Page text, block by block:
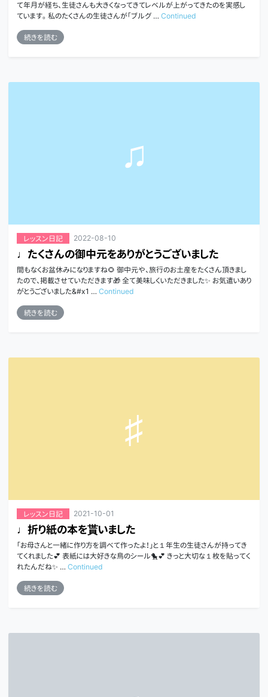
て年月が経ち、生徒さんも大きくなってきてレベルが上がってきたのを実感し
ています。 私のたくさんの生徒さんが「ブルグ … Continued
続きを読む
レッスン日記 2022-08-10
♩たくさんの御中元をありがとうございました
間もなくお盆休みになりますね🌻 御中元や、旅行のお土産をたくさん頂きまし
たので、掲載させていただきます🎁 全て美味しくいただきました✨ お気遣いあり
がとうございました&#x1 … Continued
続きを読む
レッスン日記 2021-10-01
♩折り紙の本を貰いました
「お母さんと一緒に作り方を調べて作ったよ！」と１年生の生徒さんが持ってき
てくれました💕 表紙には大好きな鳥のシール🐤💕 きっと大切な１枚を貼ってく
れたんだね✨ … Continued
続きを読む